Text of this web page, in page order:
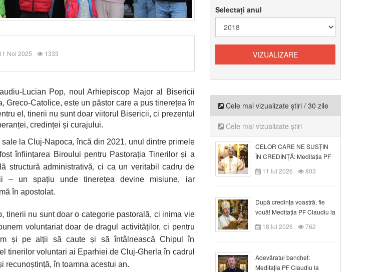
Noi 2025 1333
Lucian Pop, noul Arhiepiscop Major al Bisericii
Greco-Catolice, este un păstor care a pus tinerețea în
el, tinerii nu sunt doar viitorul Bisericii, ci prezentul
credinței și curajului.
la Cluj-Napoca, încă din 2021, unul dintre primele
înființarea Biroului pentru Pastorația Tinerilor și a
structură administrativă, ci ca un veritabil cadru de
– un spațiu unde tinerețea devine misiune, iar
în apostolat.
tinerii nu sunt doar o categorie pastorală, ci inima vie
voluntariat doar de dragul activităților, ci pentru
și pe alții să caute și să întâlnească Chipul în
tinerilor voluntari ai Eparhiei de Cluj-Gherla în cadrul
recunoștință, în toamna acestui an.
Selectați anul
Cele mai vizualizate știri / 30 zile
Cele mai vizualizate știri
CELOR CARE NE SUSȚIN
ÎN CREDINȚĂ: Meditația PF
Claudiu la Duminica a VI-a
după Rusalii
11 Iul 2026 803
După credinţa voastră, fie
vouă! Meditația PF Claudiu la
duminica a VII-a după Rusalii
18 Iul 2026 762
Adevăratul banchet:
Meditația PF Claudiu la